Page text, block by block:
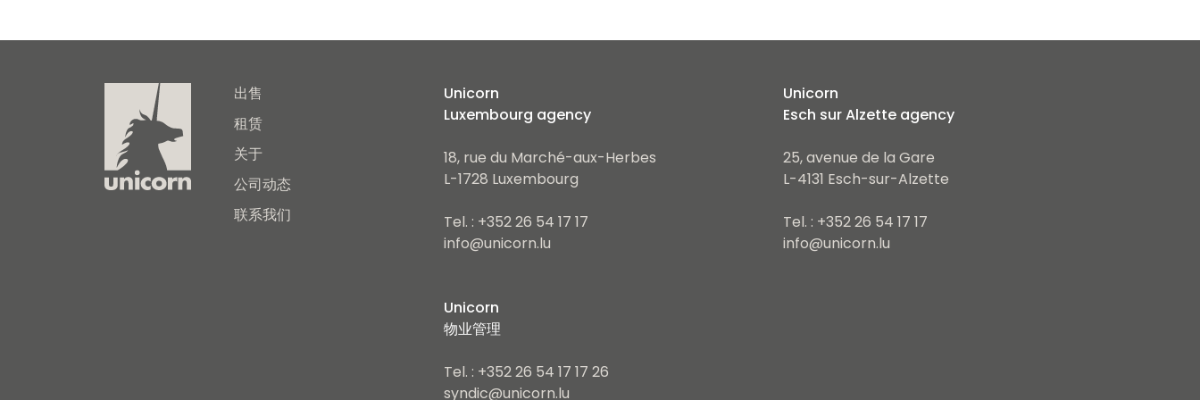
出售
租赁
关于
公司动态
联系我们
Unicorn
Luxembourg agency
18, rue du Marché-aux-Herbes
L-1728 Luxembourg
Tel. : +352 26 54 17 17
info@unicorn.lu
Unicorn
Esch sur Alzette agency
25, avenue de la Gare
L-4131 Esch-sur-Alzette
Tel. : +352 26 54 17 17
info@unicorn.lu
Unicorn
物业管理
Tel. : +352 26 54 17 17 26
syndic@unicorn.lu